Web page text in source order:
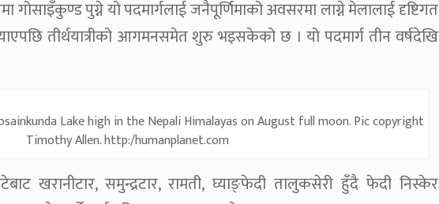
गोसाइँकुण्ड पुग्ने यो पदमार्गलाई जनैपूर्णिमाको अवसरमा लाग्ने मेलालाई दृष्टिगत
तीर्थयात्रीको आगमनसमेत शुरु भइसकेको छ । यो पदमार्ग तीन वर्षदेखि
Lake high in the Nepali Himalayas on August full moon. Pic copyright
Timothy Allen. http:/humanplanet.com
खरानीटार, समुन्द्रटार, रामती, घ्याङ्फेदी तालुकसेरी हुँदै फेदी निस्केर